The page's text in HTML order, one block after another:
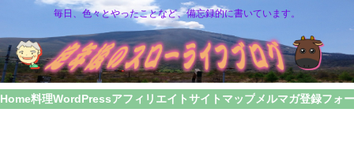
毎日、色々とやったことなど、備忘録的に書いています。
Home料理WordPressアフィリエイトサイトマップメルマガ登録フォ